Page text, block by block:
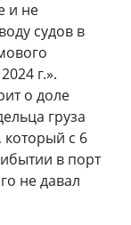
и не
судов в
г.».
о доле
груза
который с 6
в порт
не давал